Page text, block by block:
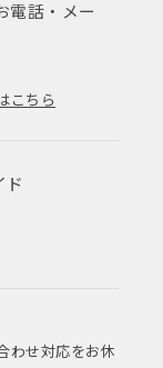
電話・メー
こちら
ド
わせ対応をお休